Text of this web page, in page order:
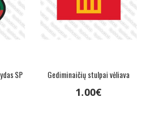
SP
Gediminaičių stulpai vėliava
1.00€